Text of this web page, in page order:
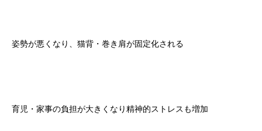
姿勢が悪くなり、猫背・巻き肩が固定化される
育児・家事の負担が大きくなり精神的ストレスも増加